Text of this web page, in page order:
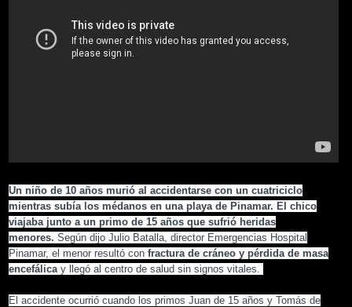
Un niño de 10 años murió al accidentarse con un cuatriciclo
mientras subía los médanos en una playa de Pinamar. El chico
viajaba junto a un primo de 15 años que sufrió heridas
menores. Según dijo Julio Batalla, director Emergencias Hospital
Pinamar, el menor resultó con fractura de cráneo y pérdida de masa
encefálica y llegó al centro de salud sin signos vitales.
El accidente ocurrió cuando los primos Juan de 15 años y Tomás de